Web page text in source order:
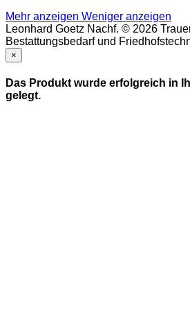
Mehr anzeigen Weniger anzeigen
Leonhard Goetz Nachf. © 2026
Bestattungsbedarf und
×
Das Produkt wurde erfolgreich in
gelegt.